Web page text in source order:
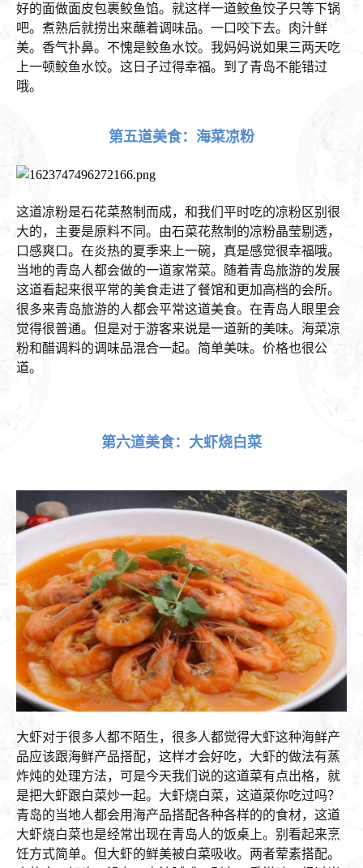
好的面做面皮包裹鲛鱼馅。就这样一道鲛鱼饺子只等下锅
吧。煮熟后就捞出来蘸着调味品。一口咬下去。肉汁鲜
美。香气扑鼻。不愧是鲛鱼水饺。我妈妈说如果三两天吃
上一顿鲛鱼水饺。这日子过得幸福。到了青岛不能错过
哦。
第五道美食：海菜凉粉
这道凉粉是石花菜熬制而成，和我们平时吃的凉粉区别很
大的，主要是原料不同。由石菜花熬制的凉粉晶莹剔透，
口感爽口。在炎热的夏季来上一碗，真是感觉很幸福哦。
当地的青岛人都会做的一道家常菜。随着青岛旅游的发展
这道看起来很平常的美食走进了餐馆和更加高档的会所。
很多来青岛旅游的人都会平常这道美食。在青岛人眼里会
觉得很普通。但是对于游客来说是一道新的美味。海菜凉
粉和醋调料的调味品混合一起。简单美味。价格也很公
道。
第六道美食：大虾烧白菜
大虾对于很多人都不陌生，很多人都觉得大虾这种海鲜产
品应该跟海鲜产品搭配，这样才会好吃，大虾的做法有蒸
炸炖的处理方法，可是今天我们说的这道菜有点出格，就
是把大虾跟白菜炒一起。大虾烧白菜，这道菜你吃过吗？
青岛的当地人都会用海产品搭配各种各样的的食材，这道
大虾烧白菜也是经常出现在青岛人的饭桌上。别看起来烹
饪方式简单。但大虾的鲜美被白菜吸收。两者荤素搭配。